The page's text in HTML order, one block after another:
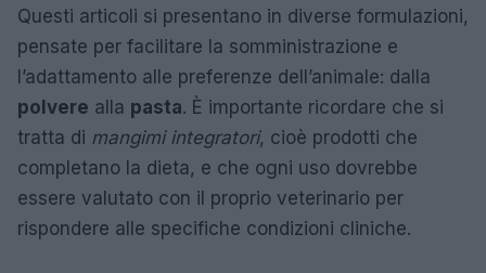
Questi articoli si presentano in diverse formulazioni,
pensate per facilitare la somministrazione e
l’adattamento alle preferenze dell’animale: dalla
polvere alla pasta. È importante ricordare che si
tratta di mangimi integratori, cioè prodotti che
completano la dieta, e che ogni uso dovrebbe
essere valutato con il proprio veterinario per
rispondere alle specifiche condizioni cliniche.